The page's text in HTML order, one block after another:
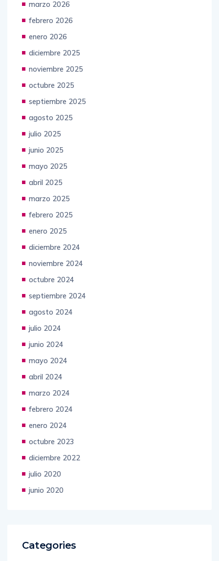
marzo 2026
febrero 2026
enero 2026
diciembre 2025
noviembre 2025
octubre 2025
septiembre 2025
agosto 2025
julio 2025
junio 2025
mayo 2025
abril 2025
marzo 2025
febrero 2025
enero 2025
diciembre 2024
noviembre 2024
octubre 2024
septiembre 2024
agosto 2024
julio 2024
junio 2024
mayo 2024
abril 2024
marzo 2024
febrero 2024
enero 2024
octubre 2023
diciembre 2022
julio 2020
junio 2020
Categories